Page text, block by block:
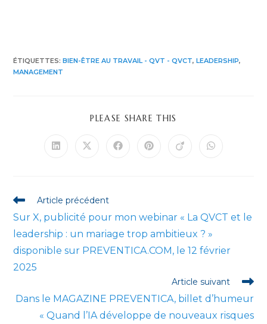
ÉTIQUETTES:BIEN-ÊTRE AU TRAVAIL - QVT - QVCT, LEADERSHIP,
MANAGEMENT
PLEASE SHARE THIS
Ouvrir
Ouvrir Ouvrir Ouvrir Ouvrir Ouvrir
Read
articles
Article précédent
Sur X, publicité pour mon webinar « La QVCT et le
leadership : un mariage trop ambitieux ? »
disponible sur PREVENTICA.COM, le 12 février
2025
Article suivant
Dans le MAGAZINE PREVENTICA, billet d’humeur
« Quand l’IA développe de nouveaux risques